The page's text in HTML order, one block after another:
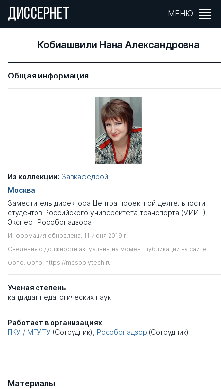
ДИССЕРНЕТ МЕНЮ
Кобиашвили Нана Александровна
Общая информация
Из коллекции: Завкафедрой
Москва
Заместитель директора Центра проектной деятельности
студентов Российского университета транспорта (МИИТ).
Эксперт Рособрнадзора
Информация обновлена: 11 июня 2019 г.
Сведения о должности актуальны на момент публикации на сайте
Фото: Фото: https://mospolytech.ru
Ученая степень
кандидат педагогических наук
Работает в организациях
ПКУ / МГУТУ (Сотрудник), Рособрнадзор (Сотрудник)
Материалы